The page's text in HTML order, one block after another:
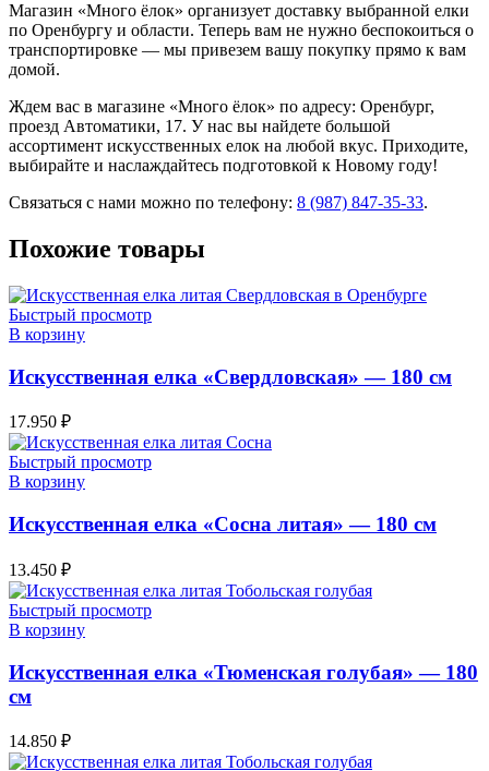
Магазин «Много ёлок» организует доставку выбранной елки
по Оренбургу и области. Теперь вам не нужно беспокоиться о
транспортировке — мы привезем вашу покупку прямо к вам
домой.
Ждем вас в магазине «Много ёлок» по адресу: Оренбург,
проезд Автоматики, 17. У нас вы найдете большой
ассортимент искусственных елок на любой вкус. Приходите,
выбирайте и наслаждайтесь подготовкой к Новому году!
Связаться с нами можно по телефону: 8 (987) 847-35-33.
Похожие товары
Быстрый просмотр
В корзину
Искусственная елка «Свердловская» — 180 см
17.950 ₽
Быстрый просмотр
В корзину
Искусственная елка «Сосна литая» — 180 см
13.450 ₽
Быстрый просмотр
В корзину
Искусственная елка «Тюменская голубая» — 180
см
14.850 ₽